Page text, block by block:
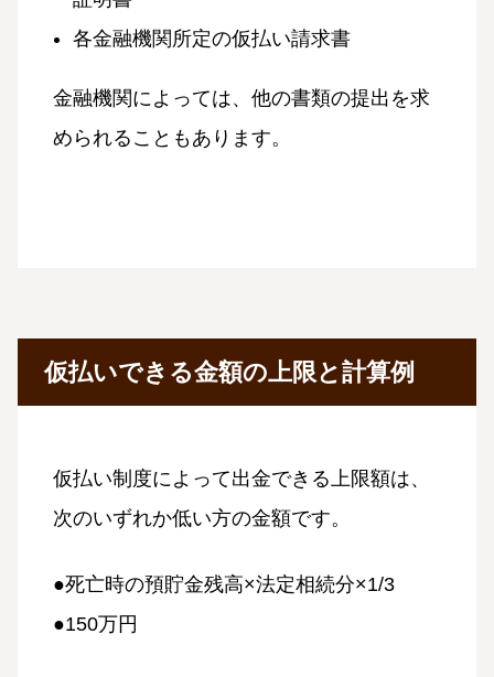
各金融機関所定の仮払い請求書
金融機関によっては、他の書類の提出を求
められることもあります。
仮払いできる金額の上限と計算例
仮払い制度によって出金できる上限額は、
次のいずれか低い方の金額です。
●死亡時の預貯金残高×法定相続分×1/3
●150万円